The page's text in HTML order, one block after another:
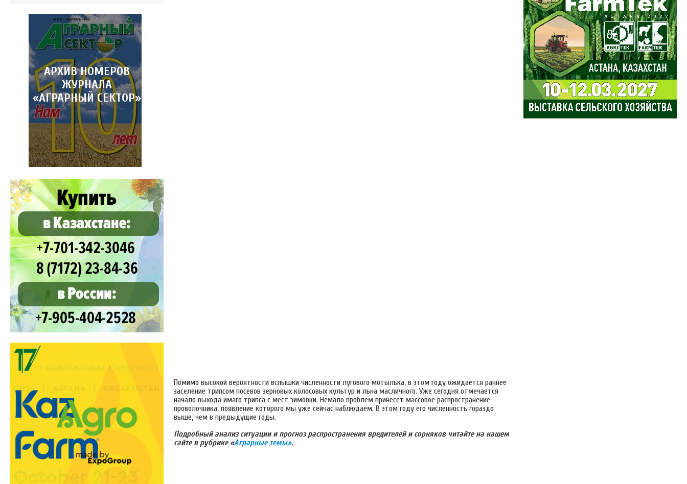
АРХИВ НОМЕРОВ
ЖУРНАЛА
«АГРАРНЫЙ СЕКТОР»
Помимо высокой вероятности вспышки численности лугового мотылька, в этом году ожидается раннее
заселение трипсом посевов зерновых колосовых культур и льна масличного. Уже сегодня отмечается
начало выхода имаго трипса с мест зимовки. Немало проблем принесет массовое распространение
проволочника, появление которого мы уже сейчас наблюдаем. В этом году его численность гораздо
выше, чем в предыдущие годы.
Подробный анализ ситуации и прогноз распространения вредителей и сорняков читайте на нашем
сайте в рубрике «Аграрные темы».